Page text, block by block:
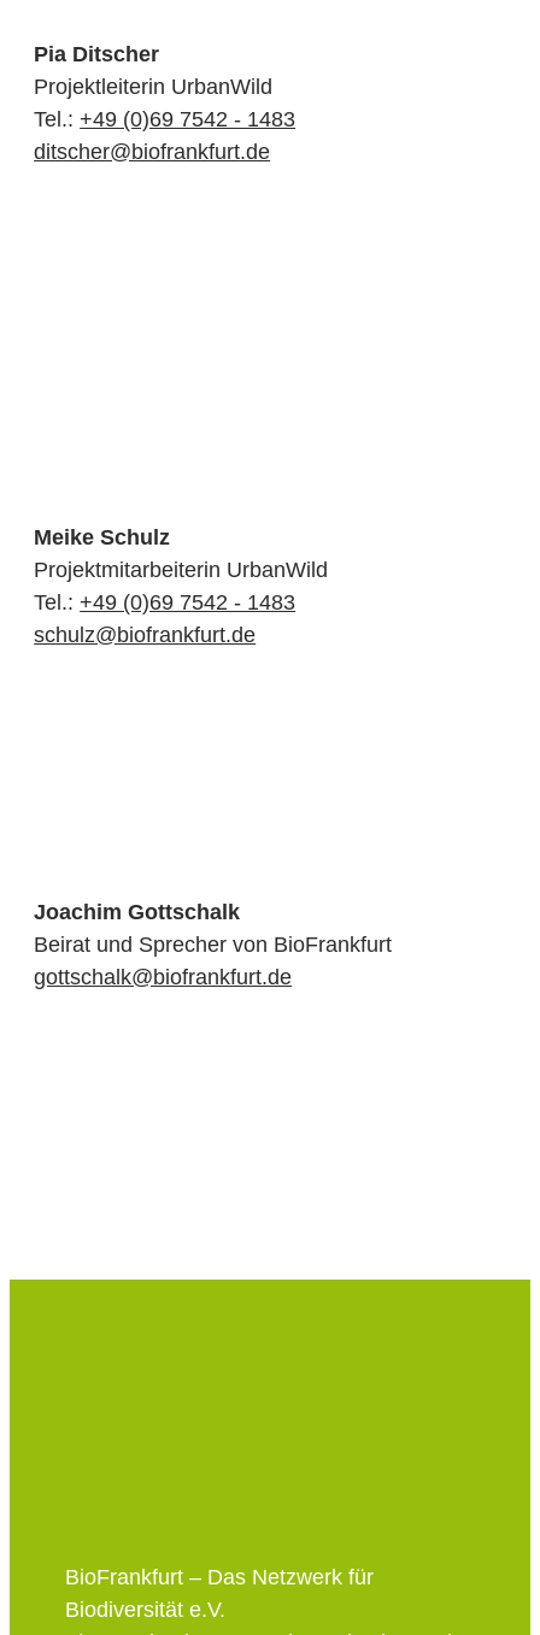
Pia Ditscher
Projektleiterin UrbanWild
Tel.:+49 (0)69 7542 - 1483
ditscher@biofrankfurt.de
Meike Schulz
Projektmitarbeiterin UrbanWild
Tel.:+49 (0)69 7542 - 1483
schulz@biofrankfurt.de
Joachim Gottschalk
Beirat und Sprecher von BioFrankfurt
gottschalk@biofrankfurt.de
BioFrankfurt – Das Netzwerk für
Biodiversität e.V.